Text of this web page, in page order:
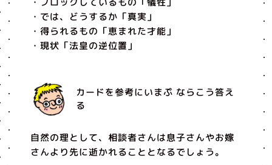
・では、どうするか「真実」
・得られるもの「恵まれた才能」
・現状「法皇の逆位置」
カードを参考にいまぷ ならこう答え
る
自然の理として、相談者さんは息子さんやお嫁
さんより先に逝かれることとなるでしょう。